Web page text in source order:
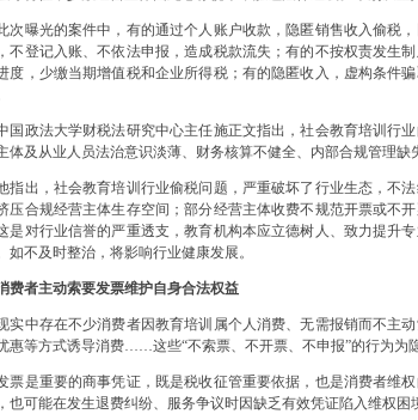
曝光的案件中，有的通过个人账户收款，隐匿销售收入偷税，
不登记入账、不依法申报，造成税款流失；有的不按权责发生
度，少缴当期增值税和企业所得税；有的隐匿收入，虚构条件
政法大学财税法研究中心主任施正文指出，社会教育培训行业
体及从业人员法治意识淡薄、财务核算不健全、内部合规管理缺
出，社会教育培训行业偷税问题，严重破坏了行业生态，不法
压合规经营主体生存空间；部分经营主体收费不规范开票或不
是对行业信誉的严重透支，教育机构本应立德树人、致力提升
如不及时整治，将影响行业健康发展。
费者主动索要发票维护自身合法权益
中存在不少消费者因教育培训属个人消费、无需报销而不主动
惠等方式诱导消费……这些“不索票、不开票、不申报”的行为为
是重要的商事凭证，既是税收征管重要依据，也是消费者维权
也可能在发生退费纠纷、服务争议时因缺乏有效凭证陷入维权困